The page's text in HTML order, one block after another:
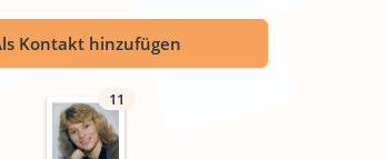
Kontakt hinzufügen
11